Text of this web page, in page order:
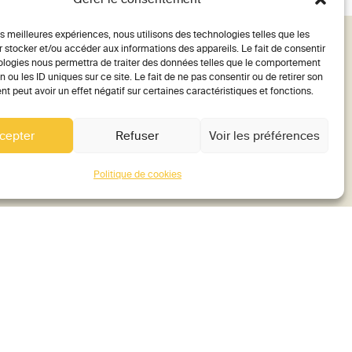
meilleures expériences, nous utilisons des technologies telles que les
stocker et/ou accéder aux informations des appareils. Le fait de consentir
nous permettra de traiter des données telles que le comportement
ou les ID uniques sur ce site. Le fait de ne pas consentir ou de retirer son
peut avoir un effet négatif sur certaines caractéristiques et fonctions.
Refuser Voir les préférences
Politique de cookies